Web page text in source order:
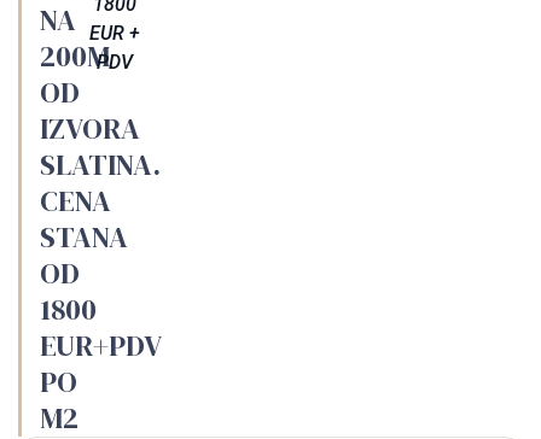
NA
200M
OD
IZVORA
SLATINA.
CENA
STANA
OD
1800
EUR+PDV
PO
M2
EUR +
PDV